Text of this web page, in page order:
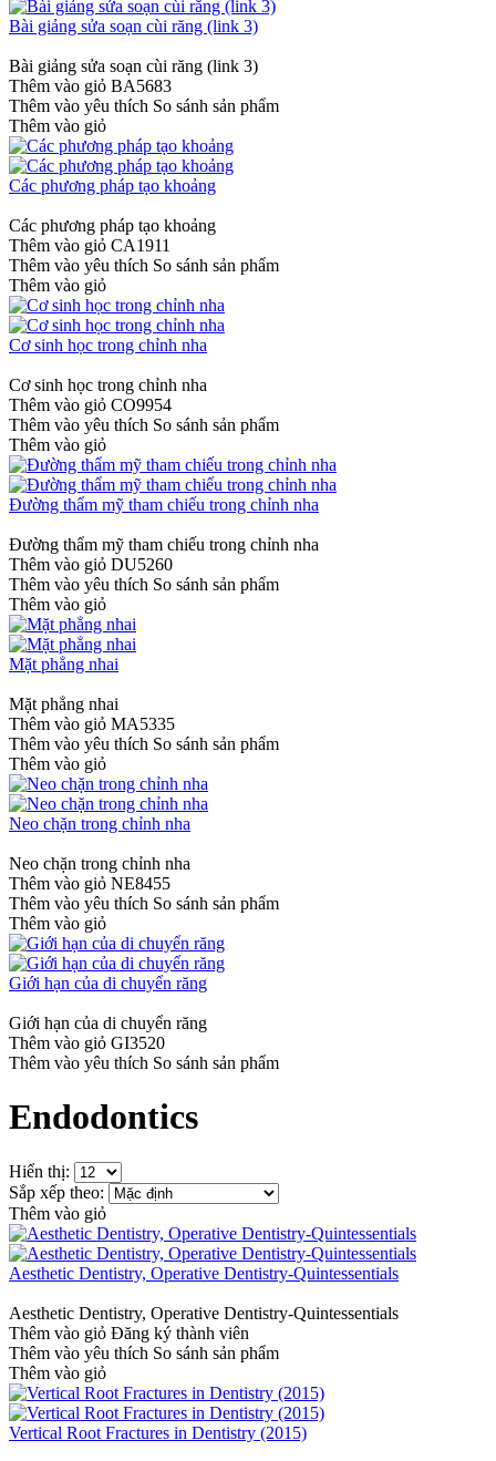
Bài giảng sửa soạn cùi răng (link 3)
Bài giảng sửa soạn cùi răng (link 3)
Thêm vào giỏ BA5683
Thêm vào yêu thích So sánh sản phẩm
Thêm vào giỏ
Các phương pháp tạo khoảng
Các phương pháp tạo khoảng
Thêm vào giỏ CA1911
Thêm vào yêu thích So sánh sản phẩm
Thêm vào giỏ
Cơ sinh học trong chỉnh nha
Cơ sinh học trong chỉnh nha
Thêm vào giỏ CO9954
Thêm vào yêu thích So sánh sản phẩm
Thêm vào giỏ
Đường thẩm mỹ tham chiếu trong chỉnh nha
Đường thẩm mỹ tham chiếu trong chỉnh nha
Thêm vào giỏ DU5260
Thêm vào yêu thích So sánh sản phẩm
Thêm vào giỏ
Mặt phẳng nhai
Mặt phẳng nhai
Thêm vào giỏ MA5335
Thêm vào yêu thích So sánh sản phẩm
Thêm vào giỏ
Neo chặn trong chỉnh nha
Neo chặn trong chỉnh nha
Thêm vào giỏ NE8455
Thêm vào yêu thích So sánh sản phẩm
Thêm vào giỏ
Giới hạn của di chuyển răng
Giới hạn của di chuyển răng
Thêm vào giỏ GI3520
Thêm vào yêu thích So sánh sản phẩm
Endodontics
Hiển thị:
Sắp xếp theo:
Thêm vào giỏ
Aesthetic Dentistry, Operative Dentistry-Quintessentials
Aesthetic Dentistry, Operative Dentistry-Quintessentials
Thêm vào giỏ Đăng ký thành viên
Thêm vào yêu thích So sánh sản phẩm
Thêm vào giỏ
Vertical Root Fractures in Dentistry (2015)